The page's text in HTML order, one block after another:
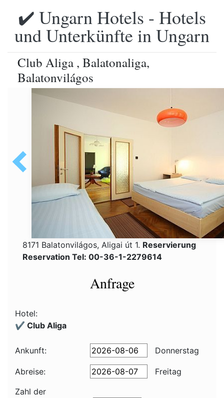
✔️ Ungarn Hotels - Hotels
und Unterkünfte in Ungarn
Club Aliga , Balatonaliga,
Balatonvilágos
8171 Balatonvilágos, Aligai út 1. Reservierung
Reservation Tel: 00-36-1-2279614
Anfrage
Hotel:
✔️ Club Aliga
Ankunft: Donnerstag
Abreise:
Freitag
Zahl der